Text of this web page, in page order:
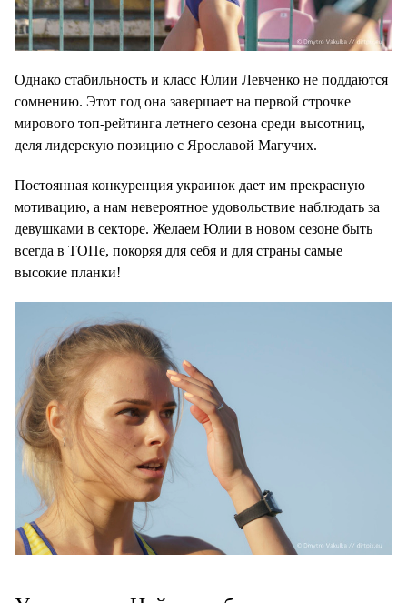
Однако стабильность и класс Юлии Левченко не поддаются
сомнению. Этот год она завершает на первой строчке
мирового топ-рейтинга летнего сезона среди высотниц,
деля лидерскую позицию с Ярославой Магучих.
Постоянная конкуренция украинок дает им прекрасную
мотивацию, а нам невероятное удовольствие наблюдать за
девушками в секторе. Желаем Юлии в новом сезоне быть
всегда в ТОПе, покоряя для себя и для страны самые
высокие планки!